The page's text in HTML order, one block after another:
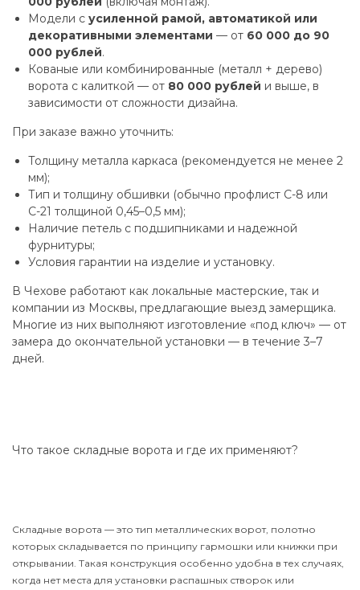
Модели с усиленной рамой, автоматикой или
декоративными элементами — от 60 000 до 90
000 рублей.
Кованые или комбинированные (металл + дерево)
ворота с калиткой — от 80 000 рублей и выше, в
зависимости от сложности дизайна.
При заказе важно уточнить:
Толщину металла каркаса (рекомендуется не менее 2
мм);
Тип и толщину обшивки (обычно профлист С-8 или
С-21 толщиной 0,45–0,5 мм);
Наличие петель с подшипниками и надежной
фурнитуры;
Условия гарантии на изделие и установку.
В Чехове работают как локальные мастерские, так и
компании из Москвы, предлагающие выезд замерщика.
Многие из них выполняют изготовление «под ключ» — от
замера до окончательной установки — в течение 3–7
дней.
Что такое складные ворота и где их применяют?
Складные ворота — это тип металлических ворот, полотно
которых складывается по принципу гармошки или книжки при
открывании. Такая конструкция особенно удобна в тех случаях,
когда нет места для установки распашных створок или